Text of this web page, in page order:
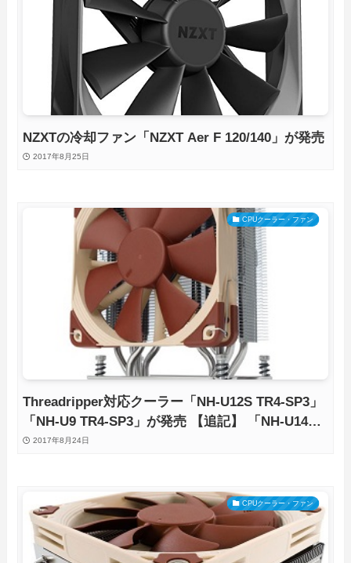
NZXTの冷却ファン「NZXT Aer F 120/140」が発売
2017年8月25日
CPUクーラー・ファン
Threadripper対応クーラー「NH-U12S TR4-SP3」
「NH-U9 TR4-SP3」が発売 【追記】 「NH-U14S
TR4-SP3」も販売開始
2017年8月24日
CPUクーラー・ファン